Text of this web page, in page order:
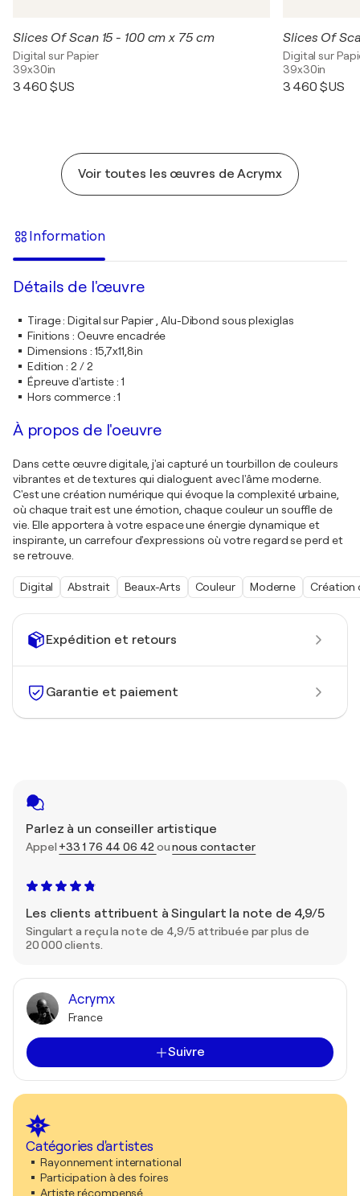
Expédition et retours
Garantie et paiement
Parlez à un conseiller artistique
Appel +33 1 76 44 06 42 ounous contacter
Les clients attribuent à Singulart la note de 4,9/5
Singulart a reçu la note de 4,9/5 attribuée par plus de
20 000 clients.
Acrymx
France
Suivre
Catégories d'artistes
Rayonnement international
Participation à des foires
Artiste récompensé
Slices Of Scan 15 - 100 cm x 75 cm
Digital sur Papier
39x30in
3 460 $US
Slices Of
Digital sur
39x30in
3 460 $US
Voir toutes les œuvres de Acrymx
Information
Détails de l'œuvre
Tirage:Digital sur Papier , Alu-Dibond sous plexiglas
Finitions : Oeuvre encadrée
Dimensions : 15,7x11,8in
Edition : 2 / 2
Épreuve d'artiste:1
Hors commerce:1
À propos de l'oeuvre
Dans cette œuvre digitale, j'ai capturé un tourbillon de couleurs
vibrantes et de textures qui dialoguent avec l'âme moderne.
C'est une création numérique qui évoque la complexité urbaine,
où chaque trait est une émotion, chaque couleur un souffle de
vie. Elle apportera à votre espace une énergie dynamique et
inspirante, un carrefour d'expressions où votre regard se perd et
se retrouve.
Digital Abstrait Beaux-Arts Couleur Moderne Création